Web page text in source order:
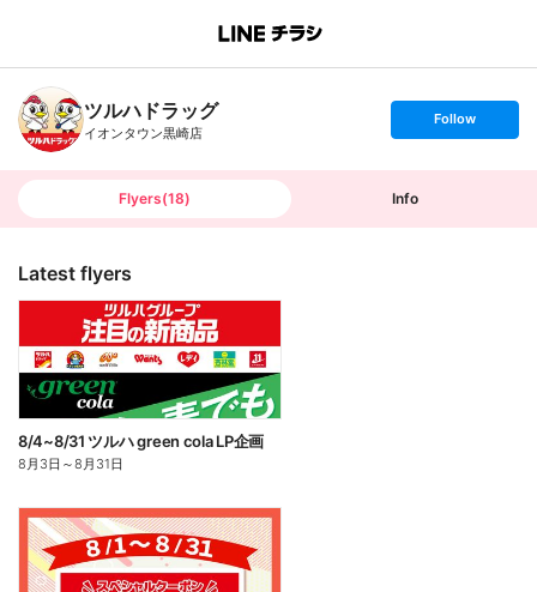
B
n
c
h
T
ツルハドラッグ
イオンタウン黒崎店
s
t
o
Follow
Flyers(18) Info
Latest flyers
8/4~8/31 ツルハ green cola LP企画
8月3日 ～8月31日